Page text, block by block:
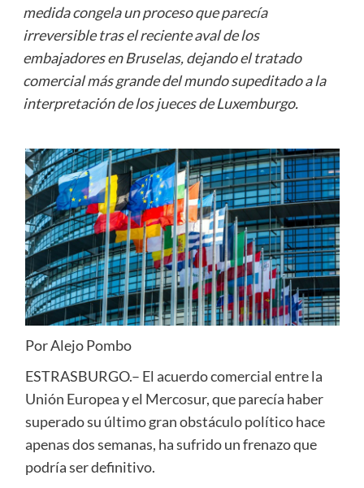
medida congela un proceso que parecía
irreversible tras el reciente aval de los
embajadores en Bruselas, dejando el tratado
comercial más grande del mundo supeditado a la
interpretación de los jueces de Luxemburgo.
Por Alejo Pombo
ESTRASBURGO.– El acuerdo comercial entre la
Unión Europea y el Mercosur, que parecía haber
superado su último gran obstáculo político hace
apenas dos semanas, ha sufrido un frenazo que
podría ser definitivo.